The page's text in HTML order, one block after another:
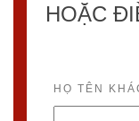
HOẶC
HỌ TÊN